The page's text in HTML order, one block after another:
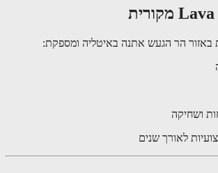
הר הגעש אתנה באיטליה ומספקת:
לאורך שנים